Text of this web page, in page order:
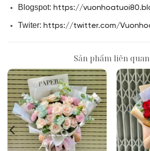
Blogspot: https://
Twiter: https://twitter.com/
Sản phẩm liên quan